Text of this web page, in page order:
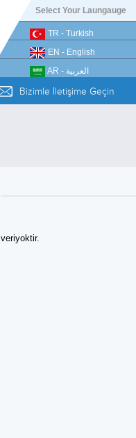
Select Your Laungauge
TR - Turkish
EN - English
AR - العربية
Bizimle İletişime Geçin
veriyoktir.